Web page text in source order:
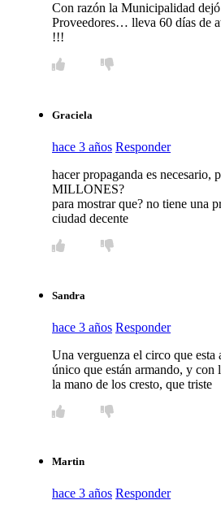
Con razón la Municipalidad
Proveedores… lleva 60 días de
!!!
Graciela
hace 3 años Responder
hacer propaganda es
MILLONES?
para mostrar que? no tiene una
ciudad decente
Sandra
hace 3 años Responder
Una verguenza el circo que esta
único que están armando, y
la mano de los cresto, que triste
Martin
hace 3 años Responder